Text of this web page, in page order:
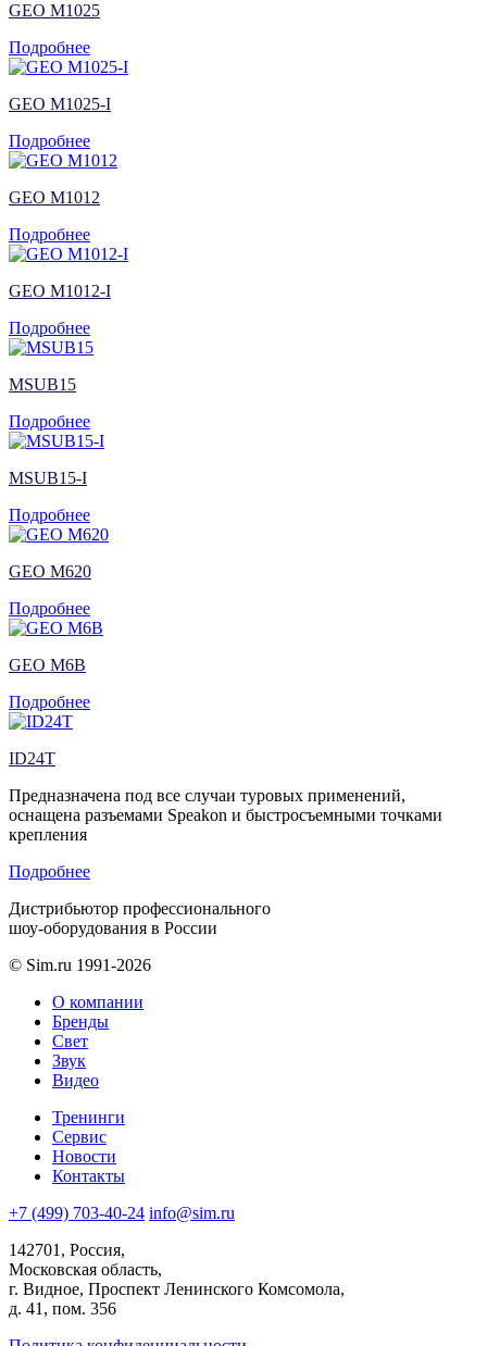
GEO M1025
Подробнее
GEO M1025-I
Подробнее
GEO M1012
Подробнее
GEO M1012-I
Подробнее
MSUB15
Подробнее
MSUB15-I
Подробнее
GEO M620
Подробнее
GEO M6B
Подробнее
ID24T
Предназначена под все случаи туровых применений,
оснащена разъемами Speakon и быстросъемными точками
крепления
Подробнее
Дистрибьютор профессионального
шоу-оборудования в России
© Sim.ru 1991-2026
О компании
Бренды
Свет
Звук
Видео
Тренинги
Сервис
Новости
Контакты
+7 (499) 703-40-24 info@sim.ru
142701, Россия,
Московская область,
г. Видное, Проспект Ленинского Комсомола,
д. 41, пом. 356